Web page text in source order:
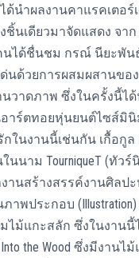
ด้นำผลงานคาแรคเตอ
ชิ้นเดียวมาจัดแสดง จาก
นได้ชื่นชม กรณ์ นียะพันธ์
นด้วยการผสมผสานของ
วาดภาพ ซึ่งในครั้งนี้ได้
อาร์ตทอยหุ่นยนต์ไซส์มิ
ในงานนี้เช่นกัน เกื้อกูล
นนาม TourniqueT (ทัว
านสร้างสรรค์งานศิลป
าพประกอบ
ไม้แกะสลัก ซึ่งในงานนี้
the Wood ซึ่งมีงานไ